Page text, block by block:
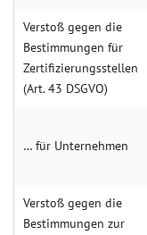
Verstoß gegen die
Bestimmungen für
Zertifizierungsstellen
(Art. 43 DSGVO)
… für Unternehmen
Verstoß gegen die
Bestimmungen zur